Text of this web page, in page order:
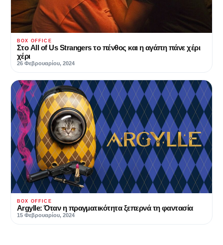
BOX OFFICE
Στο All of Us Strangers το πένθος και η αγάπη πάνε χέρι
χέρι
26 Φεβρουαρίου, 2024
BOX OFFICE
Argylle: Όταν η πραγματικότητα ξεπερνά τη φαντασία
15 Φεβρουαρίου, 2024